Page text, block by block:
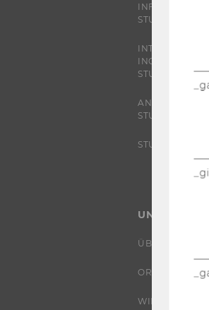
STUDIERENDE
INCOMING
STUDIERENDE
ANGEBOTE
STUDENT
UNIVERSITÄT
ÜBER DIE WU
WIRTSCHAFT